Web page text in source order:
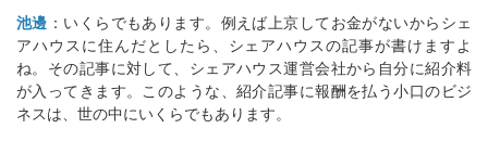
池邊 ：いくらでもあります。例えば上京してお金がないからシェ
アハウスに住んだとしたら、シェアハウスの記事が書けますよ
ね。その記事に対して、シェアハウス運営会社から自分に紹介料
が入ってきます。このような、紹介記事に報酬を払う小口のビジ
ネスは、世の中にいくらでもあります。